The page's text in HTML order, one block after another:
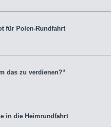
für Polen-Rundfahrt
das zu verdienen?“
in die Heimrundfahrt